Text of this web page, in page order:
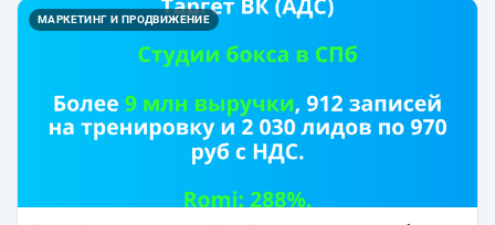
МАРКЕТИНГ И ПРОДВИЖЕНИЕ